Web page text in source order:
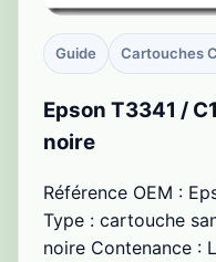
Guide Cartouches
Epson T3341 /
noire
Référence OEM :
Type : cartouche
noire Contenance :